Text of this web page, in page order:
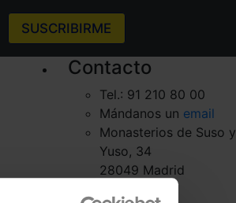
SUSCRIBIRME
Contacto
Tel.: 91 210 80 00
Mándanos un email
Monasterios de Suso y
Yuso, 34
28049 Madrid